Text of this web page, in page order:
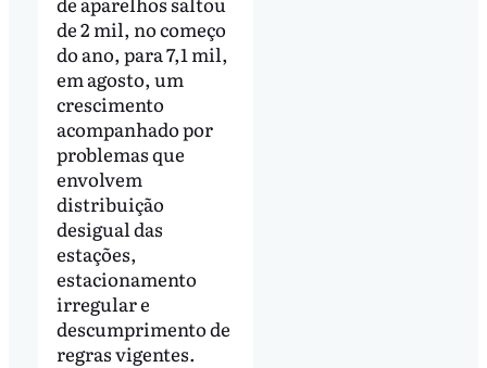
de 2 mil, no começo
do ano, para 7,1 mil,
em agosto, um
crescimento
acompanhado por
problemas que
envolvem
distribuição
desigual das
estações,
estacionamento
irregular e
descumprimento de
regras vigentes.